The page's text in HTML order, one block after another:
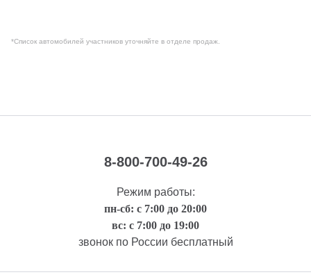
*Список автомобилей участников уточняйте в отделе продаж.
8-800-700-49-26
Режим работы:
пн-сб: с 7:00 до 20:00
вс: с 7:00 до 19:00
звонок по России бесплатный